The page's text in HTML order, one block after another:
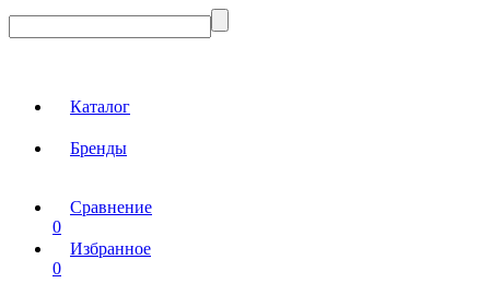
Каталог
Бренды
Сравнение
0
Избранное
0